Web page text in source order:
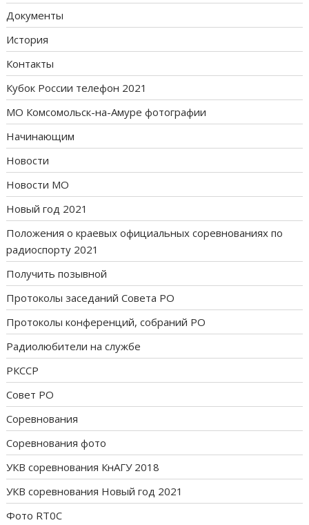
Документы
История
Контакты
Кубок России телефон 2021
МО Комсомольск-на-Амуре фотографии
Начинающим
Новости
Новости МО
Новый год 2021
Положения о краевых официальных соревнованиях по
радиоспорту 2021
Получить позывной
Протоколы заседаний Совета РО
Протоколы конференций, собраний РО
Радиолюбители на службе
РКССР
Совет РО
Соревнования
Соревнования фото
УКВ соревнования КнАГУ 2018
УКВ соревнования Новый год 2021
Фото RT0C